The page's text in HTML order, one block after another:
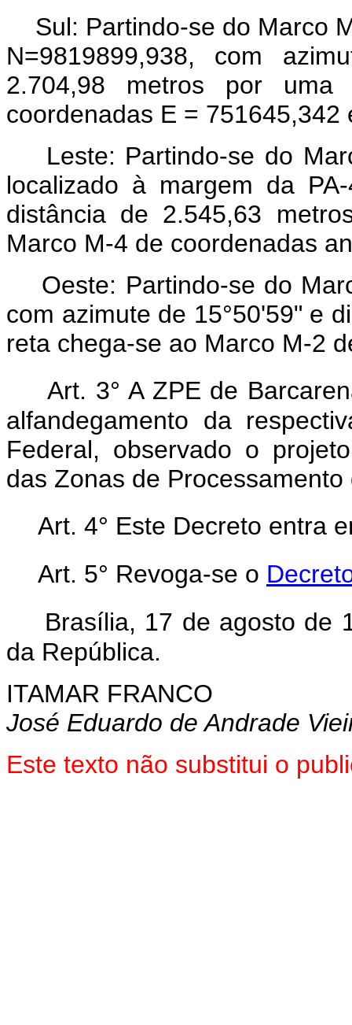
Sul: Partindo-se do Marco
N=9819899,938, com
2.704,98 metros por
coordenadas E = 751645,342
Leste: Partindo-se do
localizado à margem da
distância de 2.545,63
Marco M-4 de coordenadas
Oeste: Partindo-se do
com azimute de 15°50'59" e
reta chega-se ao Marco M-2
Art. 3° A ZPE de
alfandegamento da
Federal, observado o
das Zonas de
Art. 4° Este Decreto entra
Art. 5° Revoga-se o
Brasília, 17 de agosto de
da República.
ITAMAR FRANCO
José Eduardo de Andrade
Este texto não substitui o